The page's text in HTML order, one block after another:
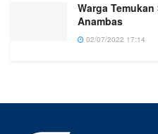
Warga
Anambas
02/07/2022 17:14